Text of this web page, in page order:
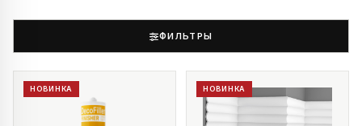
ФИЛЬТРЫ
НОВИНКА НОВИНКА